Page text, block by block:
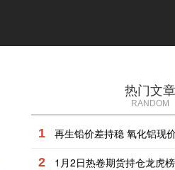
热门文章
RANDOM
1 再生铅价差持稳 氧化铝现
2 1月2日热卷期货持仓龙虎